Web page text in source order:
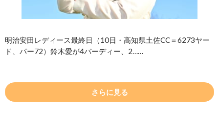
明治安田レディース最終日（10日・高知県土佐CC＝6273ヤー
ド、パー72）鈴木愛が4バーディー、2……
さらに見る